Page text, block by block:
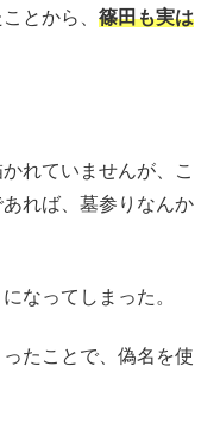
とから、 篠田も実は
れていませんが、こ
れば、墓参りなんか
なってしまった。
たことで、偽名を使